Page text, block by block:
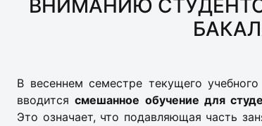
ВНИМАНИЮ
В весеннем семестре текущего
вводитсясмешанное обучение для
Это означает, что подавляющая часть